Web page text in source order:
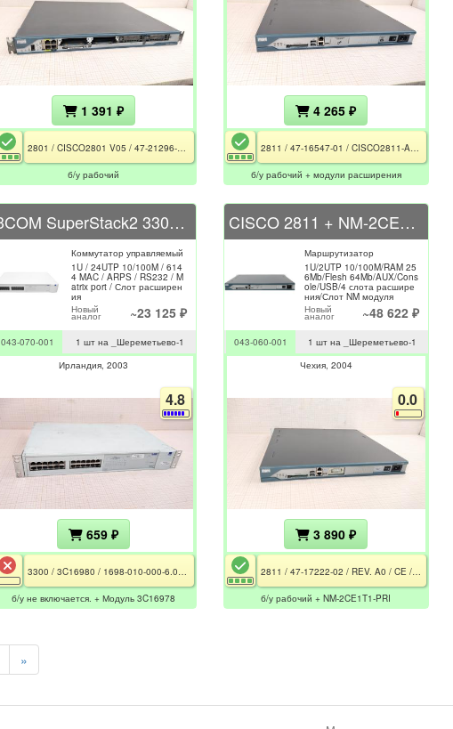
1 391 ₽
б/у рабочий
4 265 ₽
б/у рабочий + модули расширения
3COM SuperStack2 3300 (3C16980)
Коммутатор управляемый
1U / 24UTP 10/100M / 614
4 MAC / ARPS / RS232 / M
atrix port / Слот расширен
ия
Новый
аналог ~23 125 ₽
043-070-001
1 шт на _Шереметьево-1
Ирландия 2003
4.8
659 ₽
б/у не включается. + Модуль 3C16978
CISCO 2811 + NM-2CE1T1-PRI
Маршрутизатор
1U/2UTP 10/100M/RAM 25
6Mb/Flesh 64Mb/AUX/Cons
ole/USB/4 слота расшире
ния/Слот NM модуля
Новый
аналог ~48 622 ₽
043-060-001
1 шт на _Шереметьево-1
Чехия 2004
0.0
3 890 ₽
2811 / 47-17222-02 / REV. A0 / CE / РСТ / NM-2CE1T1-PRI
б/у рабочий + NM-2CE1T1-PRI
»